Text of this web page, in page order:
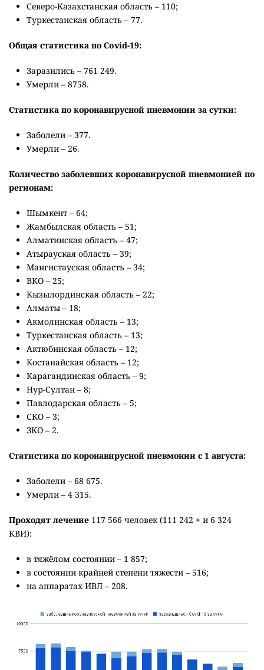
Северо-Казахстанская область – 110;
Туркестанская область – 77.
Общая статистика по Сovid-19:
Заразились – 761 249.
Умерли – 8758.
Статистика по коронавирусной пневмонии за сутки:
Заболели – 377.
Умерли – 26.
Количество заболевших коронавирусной пневмонией по
регионам:
Шымкент – 64;
Жамбылская область – 51;
Алматинская область – 47;
Атырауская область – 39;
Мангистауская область – 34;
ВКО – 25;
Кызылординская область – 22;
Алматы – 18;
Акмолинская область – 13;
Туркестанская область – 13;
Актюбинская область – 12;
Костанайская область – 12;
Карагандинская область – 9;
Нур-Султан – 8;
Павлодарская область – 5;
СКО – 3;
ЗКО – 2.
Статистика по коронавирусной пневмонии с 1 августа:
Заболели – 68 675.
Умерли – 4 315.
Проходят лечение 117 566 человек (111 242 + и 6 324
КВИ):
в тяжёлом состоянии – 1 857;
в состоянии крайней степени тяжести – 516;
на аппаратах ИВЛ – 208.